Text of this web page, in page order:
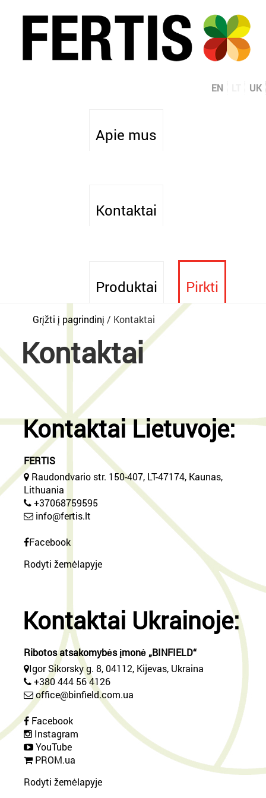
Apie mus
Kontaktai
Produktai Pirkti
EN UK
Grįžti į pagrindinį Kontaktai
Kontaktai
Kontaktai Lietuvoje:
FERTIS
Raudondvario str. 150-407, LT-47174, Kaunas,
Lithuania
+37068759595
info@fertis.lt
Facebook
Rodyti žemėlapyje
Kontaktai Ukrainoje:
Ribotos atsakomybės įmonė „BINFIELD“
Igor Sikorsky g. 8, 04112, Kijevas, Ukraina
+380 444 56 4126
office@binfield.com.ua
Facebook
Instagram
YouTube
PROM.ua
Rodyti žemėlapyje